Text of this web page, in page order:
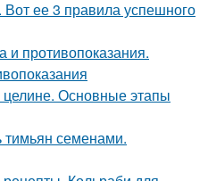
ее 3 правила успешного
и противопоказания.
целине. Основные этапы
тимьян семенами.